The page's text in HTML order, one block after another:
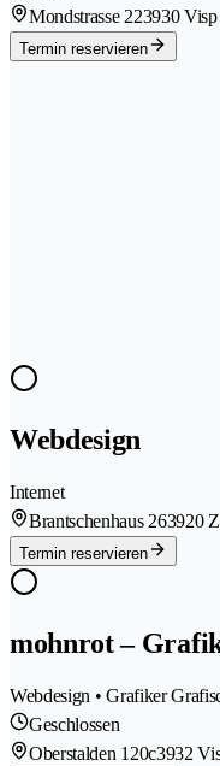
Mondstrasse 223930 Visp
Termin reservieren
Webdesign
Internet
Brantschenhaus 263920
Termin reservieren
mohnrot –
Webdesign • Grafiker
Geschlossen
Oberstalden 120c3932